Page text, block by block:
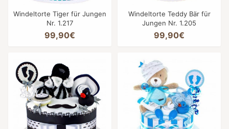
Windeltorte Tiger für Jungen
Nr. 1.217
99,90€
Windeltorte Teddy Bär für
Jungen Nr. 1.205
99,90€